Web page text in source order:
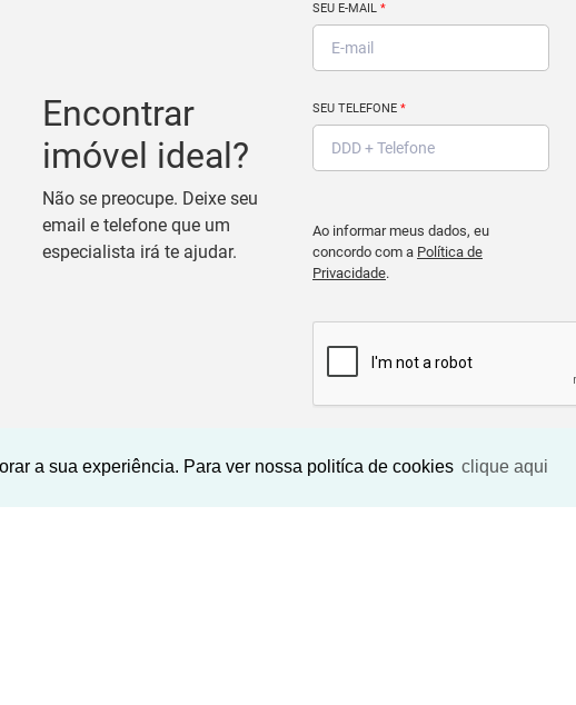
a sua experiência. Para ver nossa politíca de cookies clique aqui
Encontrar
imóvel ideal?
Não se preocupe. Deixe seu
email e telefone que um
especialista irá te ajudar.
SEU E-MAIL *
SEU TELEFONE *
Ao informar meus dados, eu
concordo com a Política de
Privacidade.
BUSCAR IMOVEIS